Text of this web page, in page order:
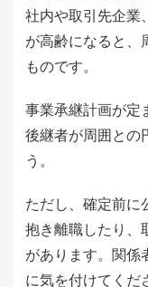
社内や取引先企業
が高齢になると、
ものです。
事業承継計画が定
後継者が周囲との
う。
ただし、確定前に
抱き離職したり、
があります。関係
に気を付けてくだ